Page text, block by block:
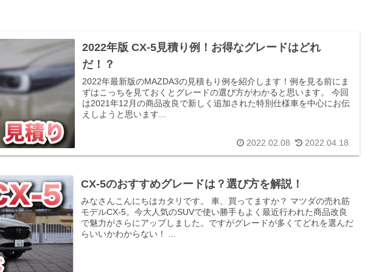
2022年版 CX-5見積り例！お得なグレードはどれ
だ！？
2022年最新版のMAZDA3の見積もり例を紹介します！例を見る前にま
ずはこっちを見ておくとグレードの選び方がわかると思います。 今回
は2021年12月の商品改良で新しく追加された特別仕様車を中心にお伝
えしようと思います...
2022.02.08 2022.04.18
CX-5のおすすめグレードは？選び方を解説！
みなさんこんにちはカタリです。 車、買ってますか？ マツダの売れ筋
モデルCX-5。今大人気のSUVで使い勝手もよく最近行われた商品改良
で魅力がさらにアップしました。ですがグレードが多くてどれを選んだ
らいいかわからない！ ...